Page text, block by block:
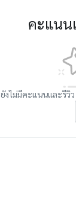
คะแนน
ยังไม่มีคะแนนและรีวิ